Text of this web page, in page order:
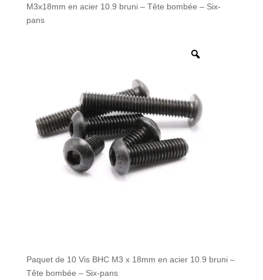
M3x18mm en acier 10.9 bruni – Tête bombée – Six-
pans
Paquet de 10 Vis BHC M3 x 18mm en acier 10.9 bruni –
Tête bombée – Six-pans